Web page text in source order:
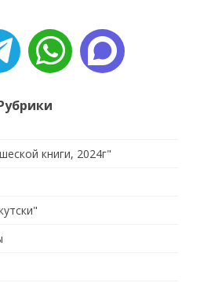
книги, 2024г"